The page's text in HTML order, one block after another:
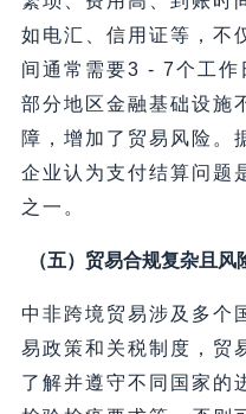
如电汇、信用证等，不
间通常需要3 - 7个工作
部分地区金融基础设施
障，增加了贸易风险。
企业认为支付结算问题
之一。
（五）贸易合规复杂且风
中非跨境贸易涉及多个
易政策和关税制度，贸
了解并遵守不同国家的